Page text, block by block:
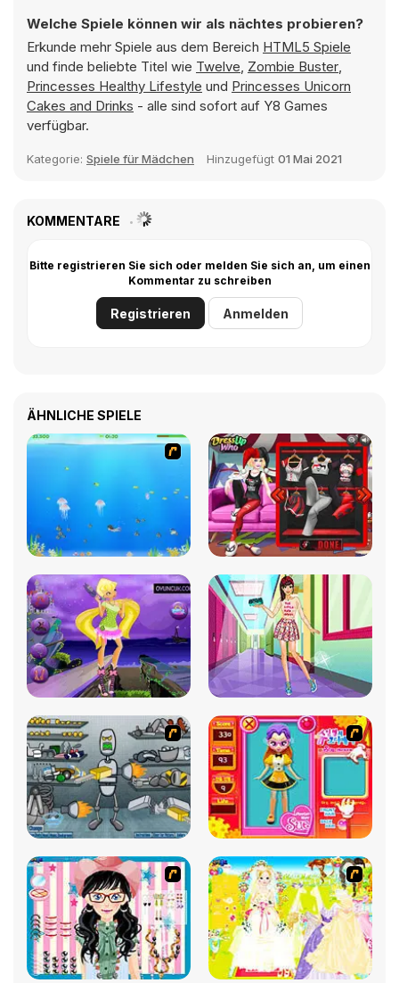
Welche Spiele können wir als nächtes probieren?
Erkunde mehr Spiele aus dem Bereich HTML5 Spiele
und finde beliebte Titel wie Twelve, Zombie Buster,
Princesses Healthy Lifestyle und Princesses Unicorn
Cakes and Drinks - alle sind sofort auf Y8 Games
verfügbar.
Kategorie: Spiele für Mädchen Hinzugefügt 01 Mai 2021
KOMMENTARE
Bitte registrieren Sie sich oder melden Sie sich an, um einen
Kommentar zu schreiben
Registrieren Anmelden
ÄHNLICHE SPIELE